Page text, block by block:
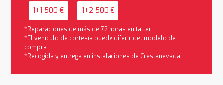
1+1 500 € 1+2 500 €
*Reparaciones de más de 72 horas en taller
*El vehículo de cortesía puede diferir del modelo de
compra
*Recogida y entrega en instalaciones de Crestanevada